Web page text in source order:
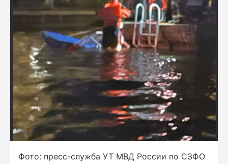
Фото: пресс-служба УТ МВД России по СЗФО